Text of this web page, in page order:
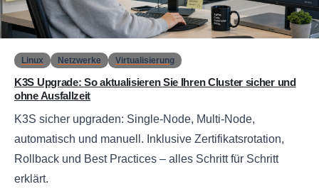
0
Linux Netzwerke Virtualisierung
K3S Upgrade: So aktualisieren Sie Ihren Cluster sicher und
ohne Ausfallzeit
K3S sicher upgraden: Single-Node, Multi-Node,
automatisch und manuell. Inklusive Zertifikatsrotation,
Rollback und Best Practices – alles Schritt für Schritt
erklärt.